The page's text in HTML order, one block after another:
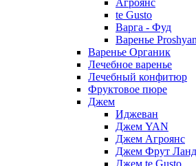
Агроянс
te Gusto
Варга - Фуд
Варенье
Варенье Органик
Лечебное варенье
Лечебный конфитюр
Фруктовое пюре
Джем
Иджеван
Джем YAN
Джем Агроянс
Джем Фрут Ланд
Джем te Gusto